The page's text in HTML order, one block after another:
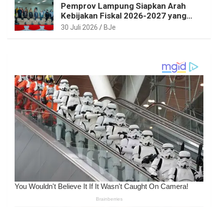
Pemprov Lampung Siapkan Arah
Kebijakan Fiskal 2026-2027 yang
Realistis dan Berkelanjutan
30 Juli 2026 BJe